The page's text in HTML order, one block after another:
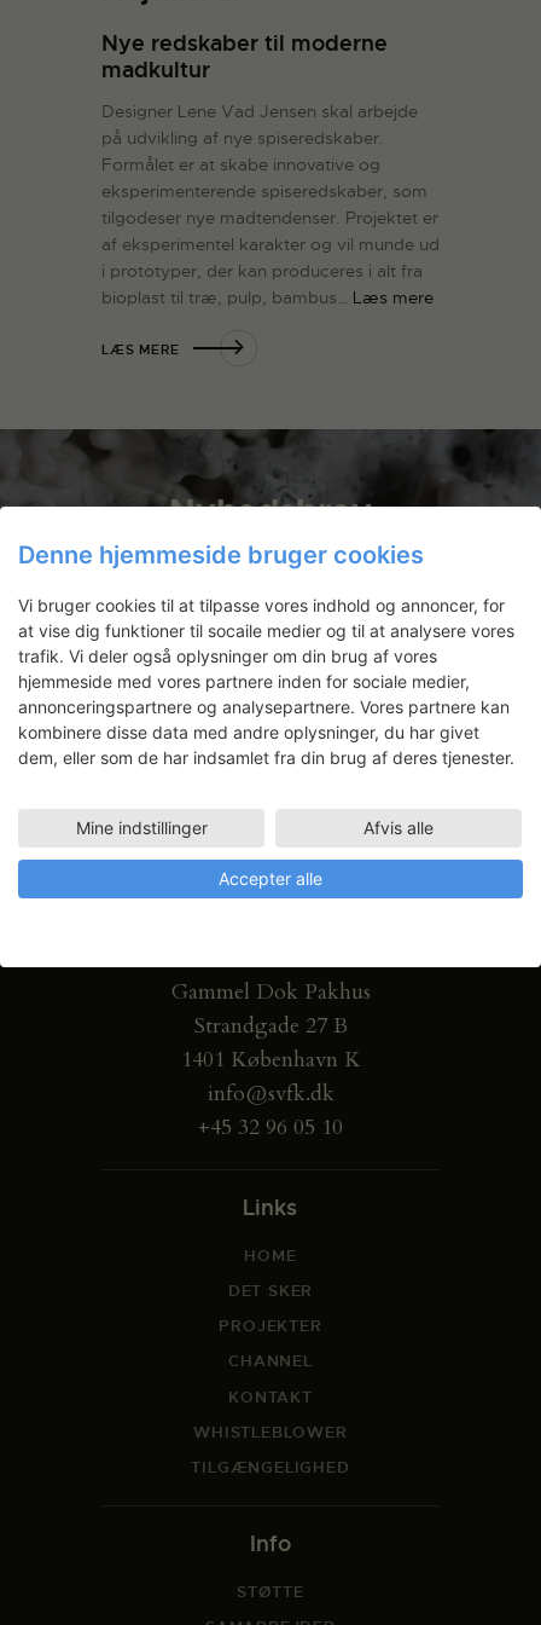
Nye redskaber til moderne
madkultur
Designer Lene Vad Jensen skal arbejde
på udvikling af nye spiseredskaber.
Formålet er at skabe innovative og
eksperimenterende spiseredskaber, som
tilgodeser nye madtendenser. Projektet er
af eksperimentel karakter og vil munde ud
i prototyper, der kan produceres i alt fra
bioplast til træ, pulp, bambus… Læs mere
LÆS MERE
Nyhedsbrev
Få ansøgningsfrister, arrangementer
Gammel Dok Pakhus
Strandgade 27 B
1401 København K
info@svfk.dk
+45 32 96 05 10
Links
HOME
DET SKER
PROJEKTER
CHANNEL
KONTAKT
WHISTLEBLOWER
TILGÆNGELIGHED
Info
STØTTE
Denne hjemmeside bruger cookies
Vi bruger cookies til at tilpasse vores indhold og annoncer, for
at vise dig funktioner til socaile medier og til at analysere vores
trafik. Vi deler også oplysninger om din brug af vores
hjemmeside med vores partnere inden for sociale medier,
annonceringspartnere og analysepartnere. Vores partnere kan
kombinere disse data med andre oplysninger, du har givet
dem, eller som de har indsamlet fra din brug af deres tjenester.
Mine indstillinger Afvis alle
Accepter alle